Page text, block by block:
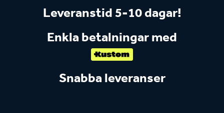
Leveranstid 5-10 dagar!
Enkla betalningar med
Snabba leveranser